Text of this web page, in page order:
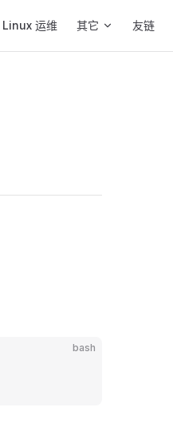
Linux 运维 其它 友链
bash